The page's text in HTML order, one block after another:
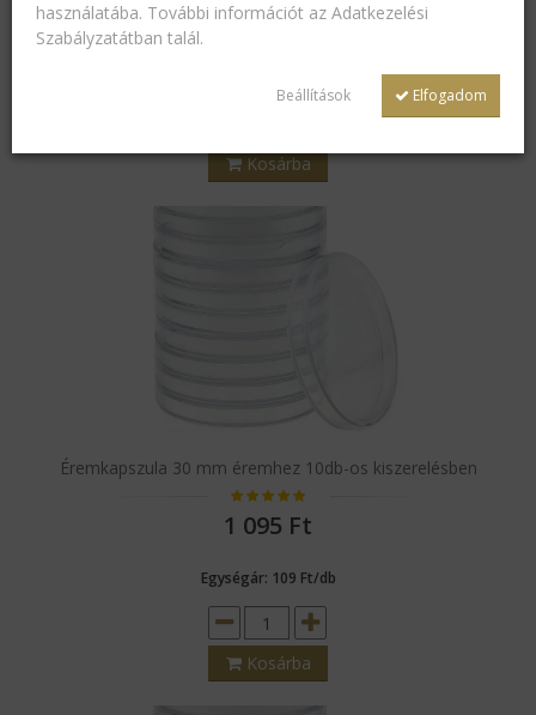
1 095Ft
Kosárba
Éremkapszula 30 mm éremhez 10db-os kiszerelésben
1 095 Ft
Egységár: 109 Ft/db
Kosárba
használatába. További információt az Adatkezelési
Szabályzatátban talál.
Elfogadom
Beállítások